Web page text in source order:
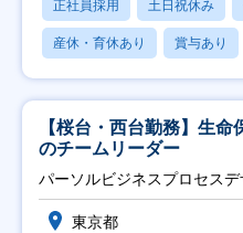
正社員採用 土日祝休み
産休・育休あり 賞与あり
【桜台・西台勤務】生
のチームリーダー
パーソルビジネスプロセス
東京都